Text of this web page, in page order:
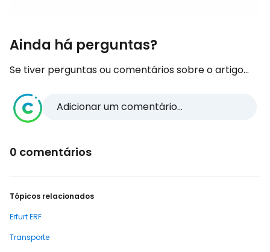
Ainda há perguntas?
Se tiver perguntas ou comentários sobre o artigo...
Adicionar um comentário...
0 comentários
Tópicos relacionados
Erfurt ERF
Transporte